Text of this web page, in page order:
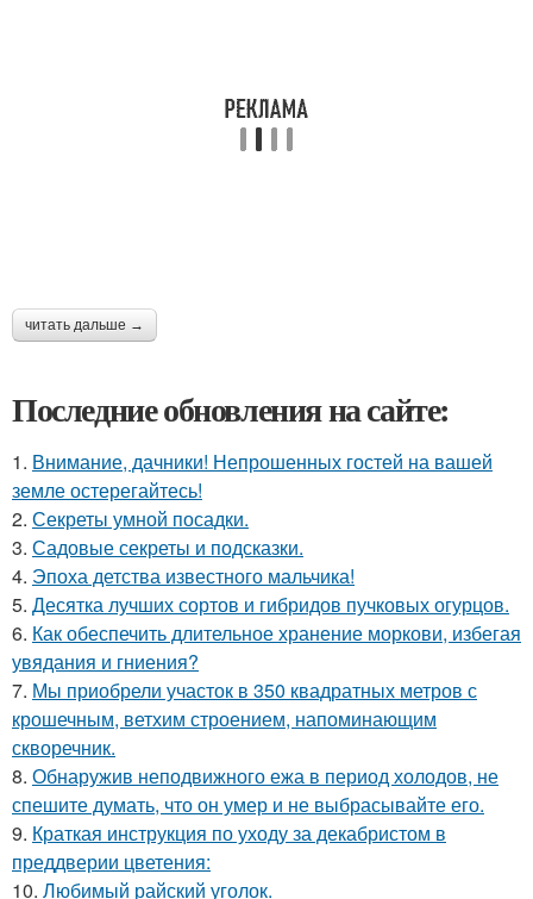
читать дальше →
Последние обновления на сайте:
1. Внимание, дачники! Непрошенных гостей на вашей
земле остерегайтесь!
2. Секреты умной посадки.
3. Садовые секреты и подсказки.
4. Эпоха детства известного мальчика!
5. Десятка лучших сортов и гибридов пучковых огурцов.
6. Как обеспечить длительное хранение моркови, избегая
увядания и гниения?
7. Мы приобрели участок в 350 квадратных метров с
крошечным, ветхим строением, напоминающим
скворечник.
8. Обнаружив неподвижного ежа в период холодов, не
спешите думать, что он умер и не выбрасывайте его.
9. Краткая инструкция по уходу за декабристом в
преддверии цветения:
10. Любимый райский уголок.